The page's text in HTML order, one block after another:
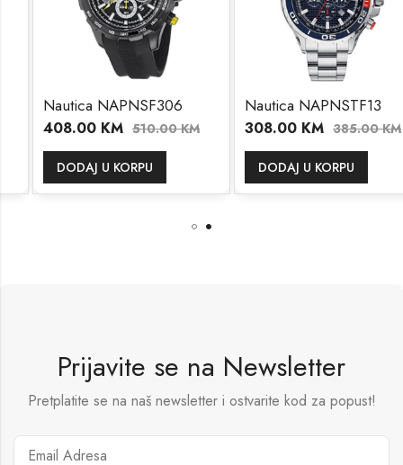
Nautica NAPNSF306
408.00KM 510.00KM
DODAJ U KORPU
Nautica NAPNSTF13
308.00KM 385.00KM
DODAJ U KORPU
Prijavite se na Newsletter
Pretplatite se na naš newsletter i ostvarite kod za popust!